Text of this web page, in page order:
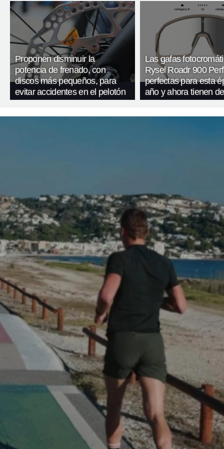
Proponen disminuir la
potencia de frenado, con
discos más pequeños, para
evitar accidentes en el pelotón
Las gafas
Rysel Roadr 900
perfectas para esta
año y ahora tienen